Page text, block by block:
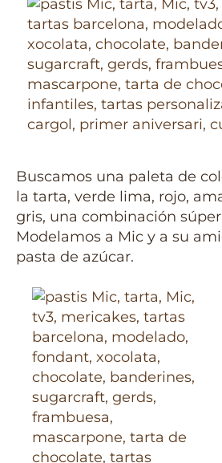
Buscamos una paleta de
la tarta, verde lima, rojo,
gris, una combinación
Modelamos a Mic y a su
pasta de azúcar.